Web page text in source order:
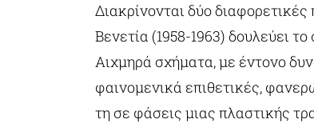
Διακρίνονται δύο
Βενετία (1958-1963) δουλεύει
Αιχμηρά σχήματα, με έντονο
φαινομενικά επιθετικές,
τη σε φάσεις μιας πλαστικής